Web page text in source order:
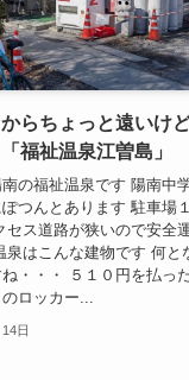
らちょっと遠いけ
福祉温泉江曽島」
の福祉温泉です 陽南中
つんとあります 駐車場
セス道路が狭いので安全
泉はこんな建物です 何と
・・・ ５１０円を払っ
ロッカー...
日